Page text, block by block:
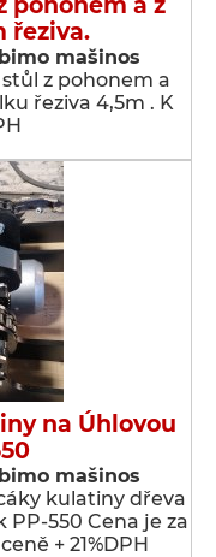
řeziva.
mašinos
z pohonem a
řeziva 4,5m . K
na Úhlovou
mašinos
kulatiny dřeva
PP-550 Cena je za
+ 21%DPH